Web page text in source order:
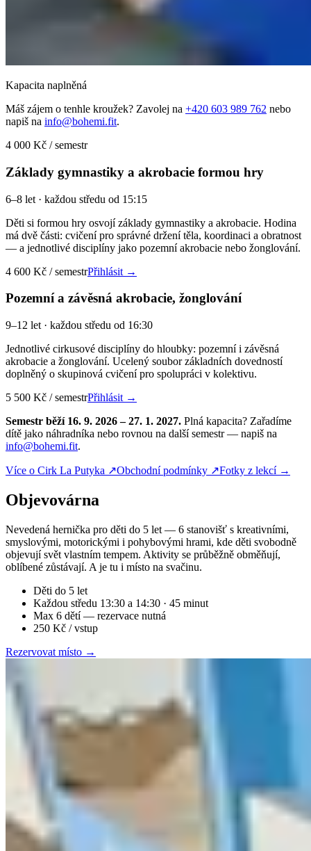
Kapacita naplněná
Máš zájem o tenhle kroužek? Zavolej na +420 603 989 762 nebo
napiš na info@bohemi.fit.
4 000 Kč / semestr
Základy gymnastiky a akrobacie formou hry
6–8 let · každou středu od 15:15
Děti si formou hry osvojí základy gymnastiky a akrobacie. Hodina
má dvě části: cvičení pro správné držení těla, koordinaci a obratnost
— a jednotlivé disciplíny jako pozemní akrobacie nebo žonglování.
4 600 Kč / semestrPřihlásit →
Pozemní a závěsná akrobacie, žonglování
9–12 let · každou středu od 16:30
Jednotlivé cirkusové disciplíny do hloubky: pozemní i závěsná
akrobacie a žonglování. Ucelený soubor základních dovedností
doplněný o skupinová cvičení pro spolupráci v kolektivu.
5 500 Kč / semestrPřihlásit →
Semestr běží 16. 9. 2026 – 27. 1. 2027. Plná kapacita? Zařadíme
dítě jako náhradníka nebo rovnou na další semestr — napiš na
info@bohemi.fit.
Více o Cirk La Putyka ↗Obchodní podmínky ↗Fotky z lekcí →
Objevovárna
Nevedená hernička pro děti do 5 let — 6 stanovišť s kreativními,
smyslovými, motorickými i pohybovými hrami, kde děti svobodně
objevují svět vlastním tempem. Aktivity se průběžně obměňují,
oblíbené zůstávají. A je tu i místo na svačinu.
Děti do 5 let
Každou středu 13:30 a 14:30 · 45 minut
Max 6 dětí — rezervace nutná
250 Kč / vstup
Rezervovat místo →